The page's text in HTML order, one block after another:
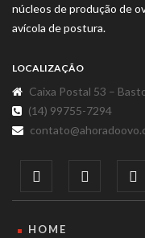
núcleos de produção de
avícola de postura.
LOCALIZAÇÃO
Caixa Postal 53 –
(14) 99755-7294
HOME